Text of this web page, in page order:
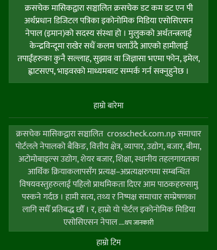
क्रसचेक मासिकद्वारा सञ्चालित क्रसचेक डट कम डट एन पी
अर्थप्रधान डिजिटल पत्रिका इकोनोमिक मिडिया एसोसिएसन
नेपाल (इमान)को सदस्य संस्था हो । मुलुकको अर्थतन्त्रलाई
केन्द्रविन्दूमा राखेर सधैं कलम चलाउँदै आएको हामीलाई
तपाईंहरुका कुनै सल्लाह, सुझाव वा जिज्ञासा भएमा फोन, इमेल,
ह्वाटसएप, भाइवरको माध्यमबाट सम्पर्क गर्न सक्नुहुनेछ ।
हाम्राे बारेमा
क्रसचेक मासिकद्वारा सञ्चालित crosscheck.com.np समाचार
पोर्टलले नेपालको बैकिङ, वित्तीय क्षेत्र, व्यापार, उद्योग, बजार, बीमा,
अटोमोबाइल्स उद्योग, शेयर बजार, शिक्षा, स्थानीय तहलगायतका
आर्थिक क्रियाकलापसँग प्रत्यक्ष–अप्रत्यक्षरुपमा सम्बन्धित
विषयवस्तुहरुलाई पहिलो प्राथमिकता दिएर आम पाठकहरुसामु
पस्कने गर्दछ । हामी सत्य, तथ्य र निष्पक्ष समाचार सम्प्रेषणका
लागि सधैँ प्रतिबद्ध छौँ । र, हाम्राे याे पाेर्टल इकोनोमिक मिडिया
एसोसिएसन नेपाल....थप जानकारी
हाम्राे टिम